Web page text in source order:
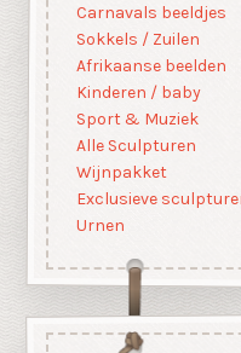
Carnavals beeldjes
Sokkels / Zuilen
Afrikaanse beelden
Kinderen / baby
Sport & Muziek
Alle Sculpturen
Wijnpakket
Exclusieve
Urnen